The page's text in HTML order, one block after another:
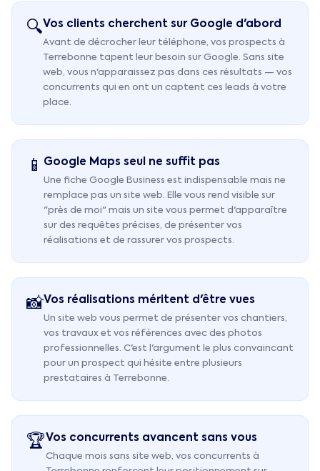
🔍Vos clients cherchent sur Google d'abord
Avant de décrocher leur téléphone, vos prospects à
Terrebonne tapent leur besoin sur Google. Sans site
web, vous n'apparaissez pas dans ces résultats — vos
concurrents qui en ont un captent ces leads à votre
place.
📱 Google Maps seul ne suffit pas
Une fiche Google Business est indispensable mais ne
remplace pas un site web. Elle vous rend visible sur
"près de moi" mais un site vous permet d'apparaître
sur des requêtes précises, de présenter vos
réalisations et de rassurer vos prospects.
📸Vos réalisations méritent d'être vues
Un site web vous permet de présenter vos chantiers,
vos travaux et vos références avec des photos
professionnelles. C'est l'argument le plus convaincant
pour un prospect qui hésite entre plusieurs
prestataires à Terrebonne.
🏆 Vos concurrents avancent sans vous
Chaque mois sans site web, vos concurrents à